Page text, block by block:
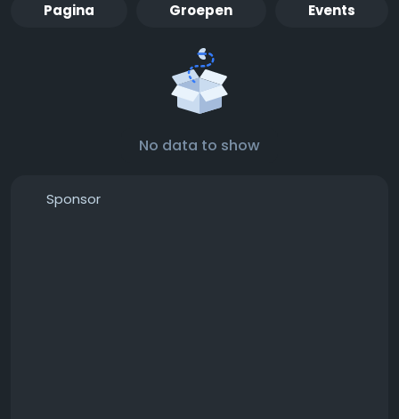
Pagina Groepen Events
No data to show
Sponsor